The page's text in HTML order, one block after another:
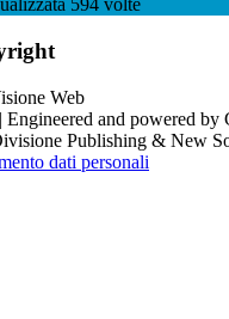
594 volte
and powered by
Publishing & New
dati personali